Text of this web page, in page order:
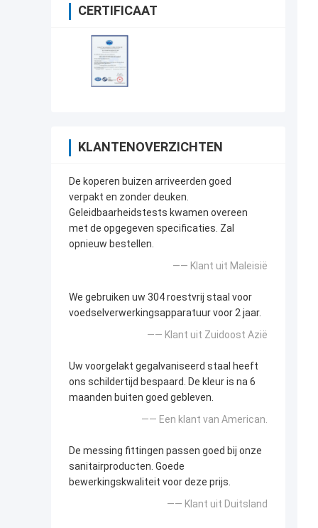
CERTIFICAAT
KLANTENOVERZICHTEN
De koperen buizen arriveerden goed
verpakt en zonder deuken.
Geleidbaarheidstests kwamen overeen
met de opgegeven specificaties. Zal
opnieuw bestellen.
—— Klant uit Maleisië
We gebruiken uw 304 roestvrij staal voor
voedselverwerkingsapparatuur voor 2 jaar.
—— Klant uit Zuidoost Azië
Uw voorgelakt gegalvaniseerd staal heeft
ons schildertijd bespaard. De kleur is na 6
maanden buiten goed gebleven.
—— Een klant van American.
De messing fittingen passen goed bij onze
sanitairproducten. Goede
bewerkingskwaliteit voor deze prijs.
—— Klant uit Duitsland